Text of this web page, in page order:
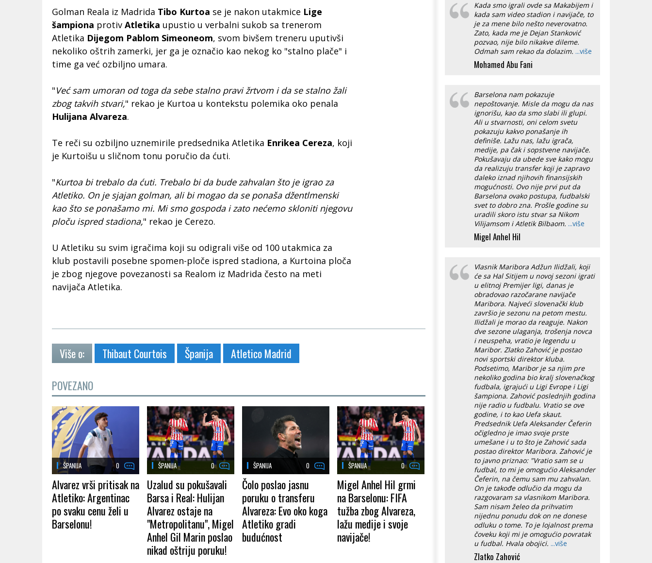
Golman Reala iz Madrida Tibo Kurtoa se je nakon utakmice Lige
šampiona protiv Atletika upustio u verbalni sukob sa trenerom
Atletika Dijegom Pablom Simeoneom, svom bivšem treneru uputivši
nekoliko oštrih zamerki, jer ga je označio kao nekog ko "stalno plače" i
time ga već ozbiljno umara.
"Već sam umoran od toga da sebe stalno pravi žrtvom i da se stalno žali
zbog takvih stvari," rekao je Kurtoa u kontekstu polemika oko penala
Hulijana Alvareza.
Te reči su ozbiljno uznemirile predsednika Atletika Enrikea Cereza, koji
je Kurtoišu u sličnom tonu poručio da ćuti.
"Kurtoa bi trebalo da ćuti. Trebalo bi da bude zahvalan što je igrao za
Atletiko. On je sjajan golman, ali bi mogao da se ponaša džentlmenski
kao što se ponašamo mi. Mi smo gospoda i zato nećemo skloniti njegovu
ploču ispred stadiona," rekao je Cerezo.
U Atletiku su svim igračima koji su odigrali više od 100 utakmica za
klub postavili posebne spomen-ploče ispred stadiona, a Kurtoina ploča
je zbog njegove povezanosti sa Realom iz Madrida često na meti
navijača Atletika.
Više o: Thibaut Courtois Španija Atletico Madrid
POVEZANO
ŠPANIJA 0
Alvarez vrši pritisak na
Atletiko: Argentinac
po svaku cenu želi u
Barselonu!
ŠPANIJA 0
Uzalud su pokušavali
Barsa i Real: Hulijan
Alvarez ostaje na
"Metropolitanu", Migel
Anhel Gil Marin poslao
nikad oštriju poruku!
ŠPANIJA 0
Čolo poslao jasnu
poruku o transferu
Alvareza: Evo oko koga
Atletiko gradi
budućnost
ŠPANIJA 0
Migel Anhel Hil grmi
na Barselonu: FIFA
tužba zbog Alvareza,
lažu medije i svoje
navijače!
Kada smo igrali ovde sa Makabijem i
kada sam video stadion i navijače, to
je za mene bilo nešto neverovatno.
Zato, kada me je Dejan Stanković
pozvao, nije bilo nikakve dileme.
Odmah sam rekao da dolazim. ...više
Mohamed Abu Fani
Barselona nam pokazuje
nepoštovanje. Misle da mogu da nas
ignorišu, kao da smo slabi ili glupi.
Ali u stvarnosti, oni celom svetu
pokazuju kakvo ponašanje ih
definiše. Lažu nas, lažu igrača,
medije, pa čak i sopstvene navijače.
Pokušavaju da ubede sve kako mogu
da realizuju transfer koji je zapravo
daleko iznad njihovih finansijskih
mogućnosti. Ovo nije prvi put da
Barselona ovako postupa, fudbalski
svet to dobro zna. Prošle godine su
uradili skoro istu stvar sa Nikom
Vilijamsom i Atletik Bilbaom. ...više
Migel Anhel Hil
Vlasnik Maribora Adžun Ilidžali, koji
će sa Hal Sitijem u novoj sezoni igrati
u elitnoj Premijer ligi, danas je
obradovao razočarane navijače
Maribora. Najveći slovenački klub
završio je sezonu na petom mestu.
Ilidžali je morao da reaguje. Nakon
dve sezone ulaganja, trošenja novca
i neuspeha, vratio je legendu u
Maribor. Zlatko Zahović je postao
novi sportski direktor kluba.
Podsetimo, Maribor je sa njim pre
nekoliko godina bio kralj slovenačkog
fudbala, igrajući u Ligi Evrope i Ligi
šampiona. Zahović poslednjih godina
nije radio u fudbalu. Vratio se ove
godine, i to kao Uefa skaut.
Predsednik Uefa Aleksander Čeferin
očigledno je imao svoje prste
umešane i u to što je Zahović sada
postao direktor Maribora. Zahović je
to javno priznao: "Vratio sam se u
fudbal, to mi je omogućio Aleksander
Čeferin, na čemu sam mu zahvalan.
On je takođe odlučio da mogu da
razgovaram sa vlasnikom Maribora.
Sam nisam želeo da prihvatim
nijednu ponudu dok on ne donese
odluku o tome. To je lojalnost prema
čoveku koji mi je omogućio povratak
u fudbal. Hvala obojici. ...više
Zlatko Zahović